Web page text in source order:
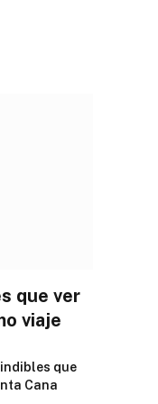
que ver
viaje
que
Cana